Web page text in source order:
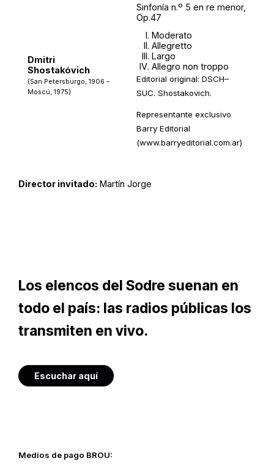
Dmitri
Shostakóvich
(San Petersburgo, 1906 –
Moscú, 1975)
Sinfonía n.º 5 en re menor,
Op.47
Moderato
Allegretto
Largo
Allegro non troppo
Editorial original: DSCH–
SUC. Shostakovich.
Representante exclusivo
Barry Editorial
(www.barryeditorial.com.ar)
Director invitado: Martín Jorge
Los elencos del Sodre suenan en
todo el país: las radios públicas los
transmiten en vivo.
Escuchar aquí
Medios de pago BROU: